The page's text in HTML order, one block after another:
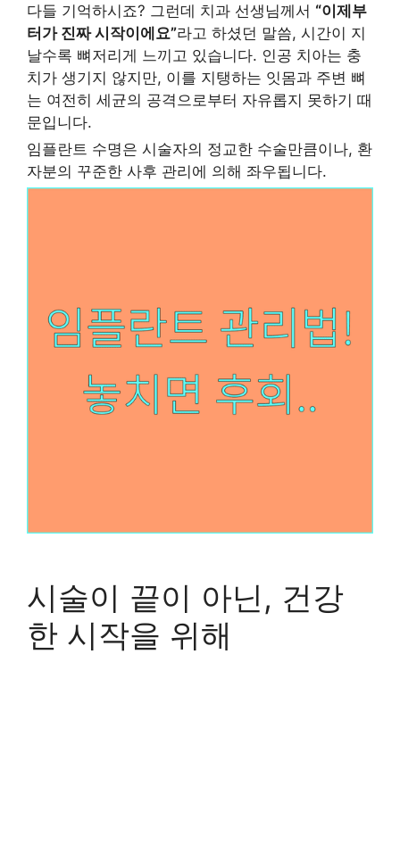
다들 기억하시죠? 그런데 치과 선생님께서 “이제부
터가 진짜 시작이에요”라고 하셨던 말씀, 시간이 지
날수록 뼈저리게 느끼고 있습니다. 인공 치아는 충
치가 생기지 않지만, 이를 지탱하는 잇몸과 주변 뼈
는 여전히 세균의 공격으로부터 자유롭지 못하기 때
문입니다.
임플란트 수명은 시술자의 정교한 수술만큼이나, 환
자분의 꾸준한 사후 관리에 의해 좌우됩니다.
시술이 끝이 아닌, 건강
한 시작을 위해